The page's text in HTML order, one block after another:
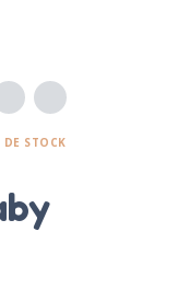
DE STOCK